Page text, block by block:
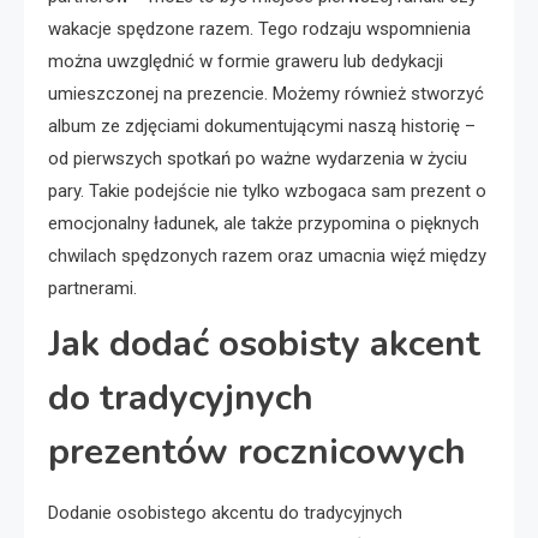
wakacje spędzone razem. Tego rodzaju wspomnienia
można uwzględnić w formie graweru lub dedykacji
umieszczonej na prezencie. Możemy również stworzyć
album ze zdjęciami dokumentującymi naszą historię –
od pierwszych spotkań po ważne wydarzenia w życiu
pary. Takie podejście nie tylko wzbogaca sam prezent o
emocjonalny ładunek, ale także przypomina o pięknych
chwilach spędzonych razem oraz umacnia więź między
partnerami.
Jak dodać osobisty akcent
do tradycyjnych
prezentów rocznicowych
Dodanie osobistego akcentu do tradycyjnych